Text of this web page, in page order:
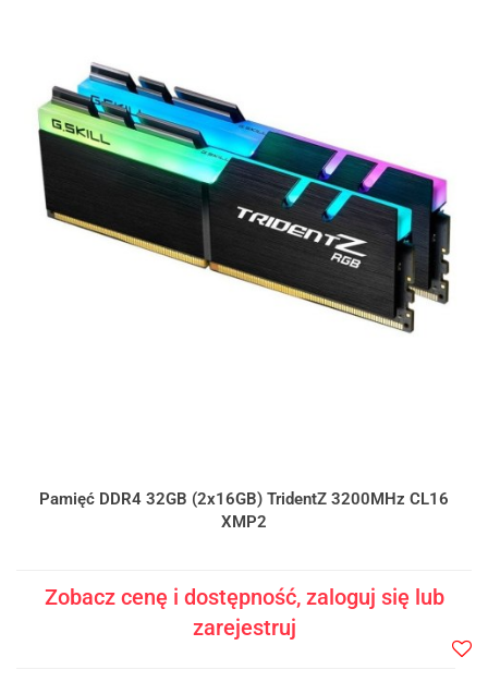
Pamięć DDR4 32GB (2x16GB) TridentZ 3200MHz CL16
XMP2
Zobacz cenę i dostępność, zaloguj się lub
zarejestruj